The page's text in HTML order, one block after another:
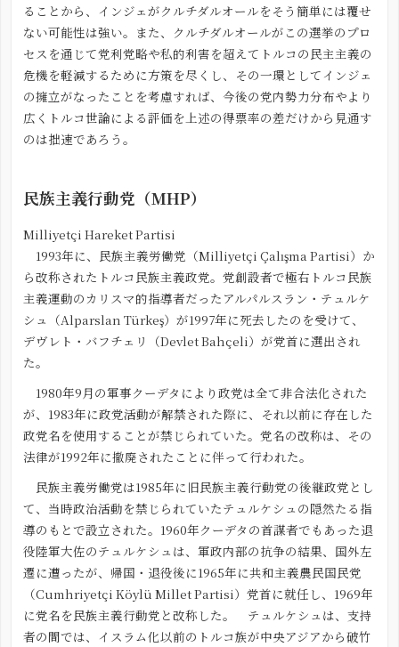
ることから、インジェがクルチダルオールをそう簡単には覆せ
ない可能性は強い。また、クルチダルオールがこの選挙のプロ
セスを通じて党利党略や私的利害を超えてトルコの民主主義の
危機を軽減するために方策を尽くし、その一環としてインジェ
の擁立がなったことを考慮すれば、今後の党内勢力分布やより
広くトルコ世論による評価を上述の得票率の差だけから見通す
のは拙速であろう。
民族主義行動党（MHP）
Milliyetçi Hareket Partisi
1993年に、民族主義労働党（Milliyetçi Çalışma Partisi）か
ら改称されたトルコ民族主義政党。党創設者で極右トルコ民族
主義運動のカリスマ的指導者だったアルパルスラン・テュルケ
シュ（Alparslan Türkeş）が1997年に死去したのを受けて、
デヴレト・バフチェリ（Devlet Bahçeli）が党首に選出され
た。
1980年9月の軍事クーデタにより政党は全て非合法化された
が、1983年に政党活動が解禁された際に、それ以前に存在した
政党名を使用することが禁じられていた。党名の改称は、その
法律が1992年に撤廃されたことに伴って行われた。
民族主義労働党は1985年に旧民族主義行動党の後継政党とし
て、当時政治活動を禁じられていたテュルケシュの隠然たる指
導のもとで設立された。1960年クーデタの首謀者でもあった退
役陸軍大佐のテュルケシュは、軍政内部の抗争の結果、国外左
遷に遭ったが、帰国・退役後に1965年に共和主義農民国民党
（Cumhriyetçi Köylü Millet Partisi）党首に就任し、1969年
に党名を民族主義行動党と改称した。 テュルケシュは、支持
者の間では、イスラム化以前のトルコ族が中央アジアから破竹